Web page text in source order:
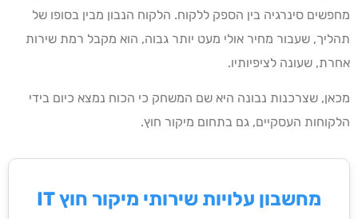
מחפשים סינרגיה בין הספק ללקוח. הלקוח הנבון מבין בסופו של
תהליך, שעבור מחיר אולי מעט יותר גבוה, הוא מקבל רמת שירות
אחרת, שעונה לציפיותיו.
מכאן, שצרכנות נבונה היא שם המשחק כי הכוח נמצא כיום בידי
הלקוחות העסקיים, גם בתחום מיקור חוץ.
מחשבון עלויות שירותי מיקור חוץ IT